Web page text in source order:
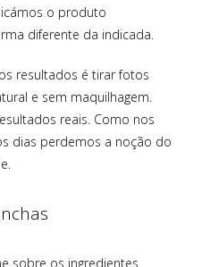
o produto
diferente da indicada.
resultados é tirar fotos
e sem maquilhagem.
reais. Como nos
dias perdemos a noção do
sobre os ingredientes